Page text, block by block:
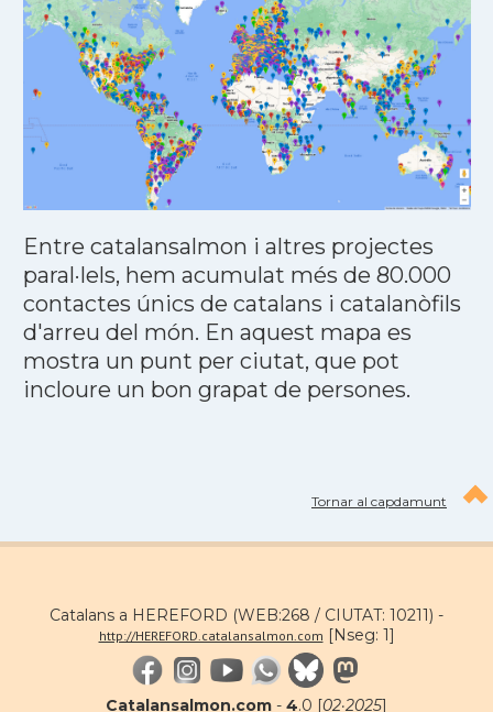
Entre catalansalmon i altres projectes
paral·lels, hem acumulat més de 80.000
contactes únics de catalans i catalanòfils
d'arreu del món. En aquest mapa es
mostra un punt per ciutat, que pot
incloure un bon grapat de persones.
Tornar al capdamunt
Catalans a HEREFORD (WEB:268 / CIUTAT: 10211) -
http://HEREFORD.catalansalmon.com [Nseg: 1]
Catalansalmon.com - 4.0 [02·2025]